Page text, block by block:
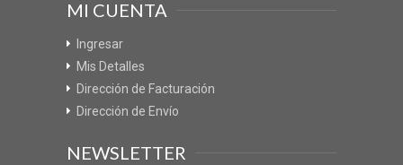
MI CUENTA
Ingresar
Mis Detalles
Dirección de Facturación
Dirección de Envío
NEWSLETTER